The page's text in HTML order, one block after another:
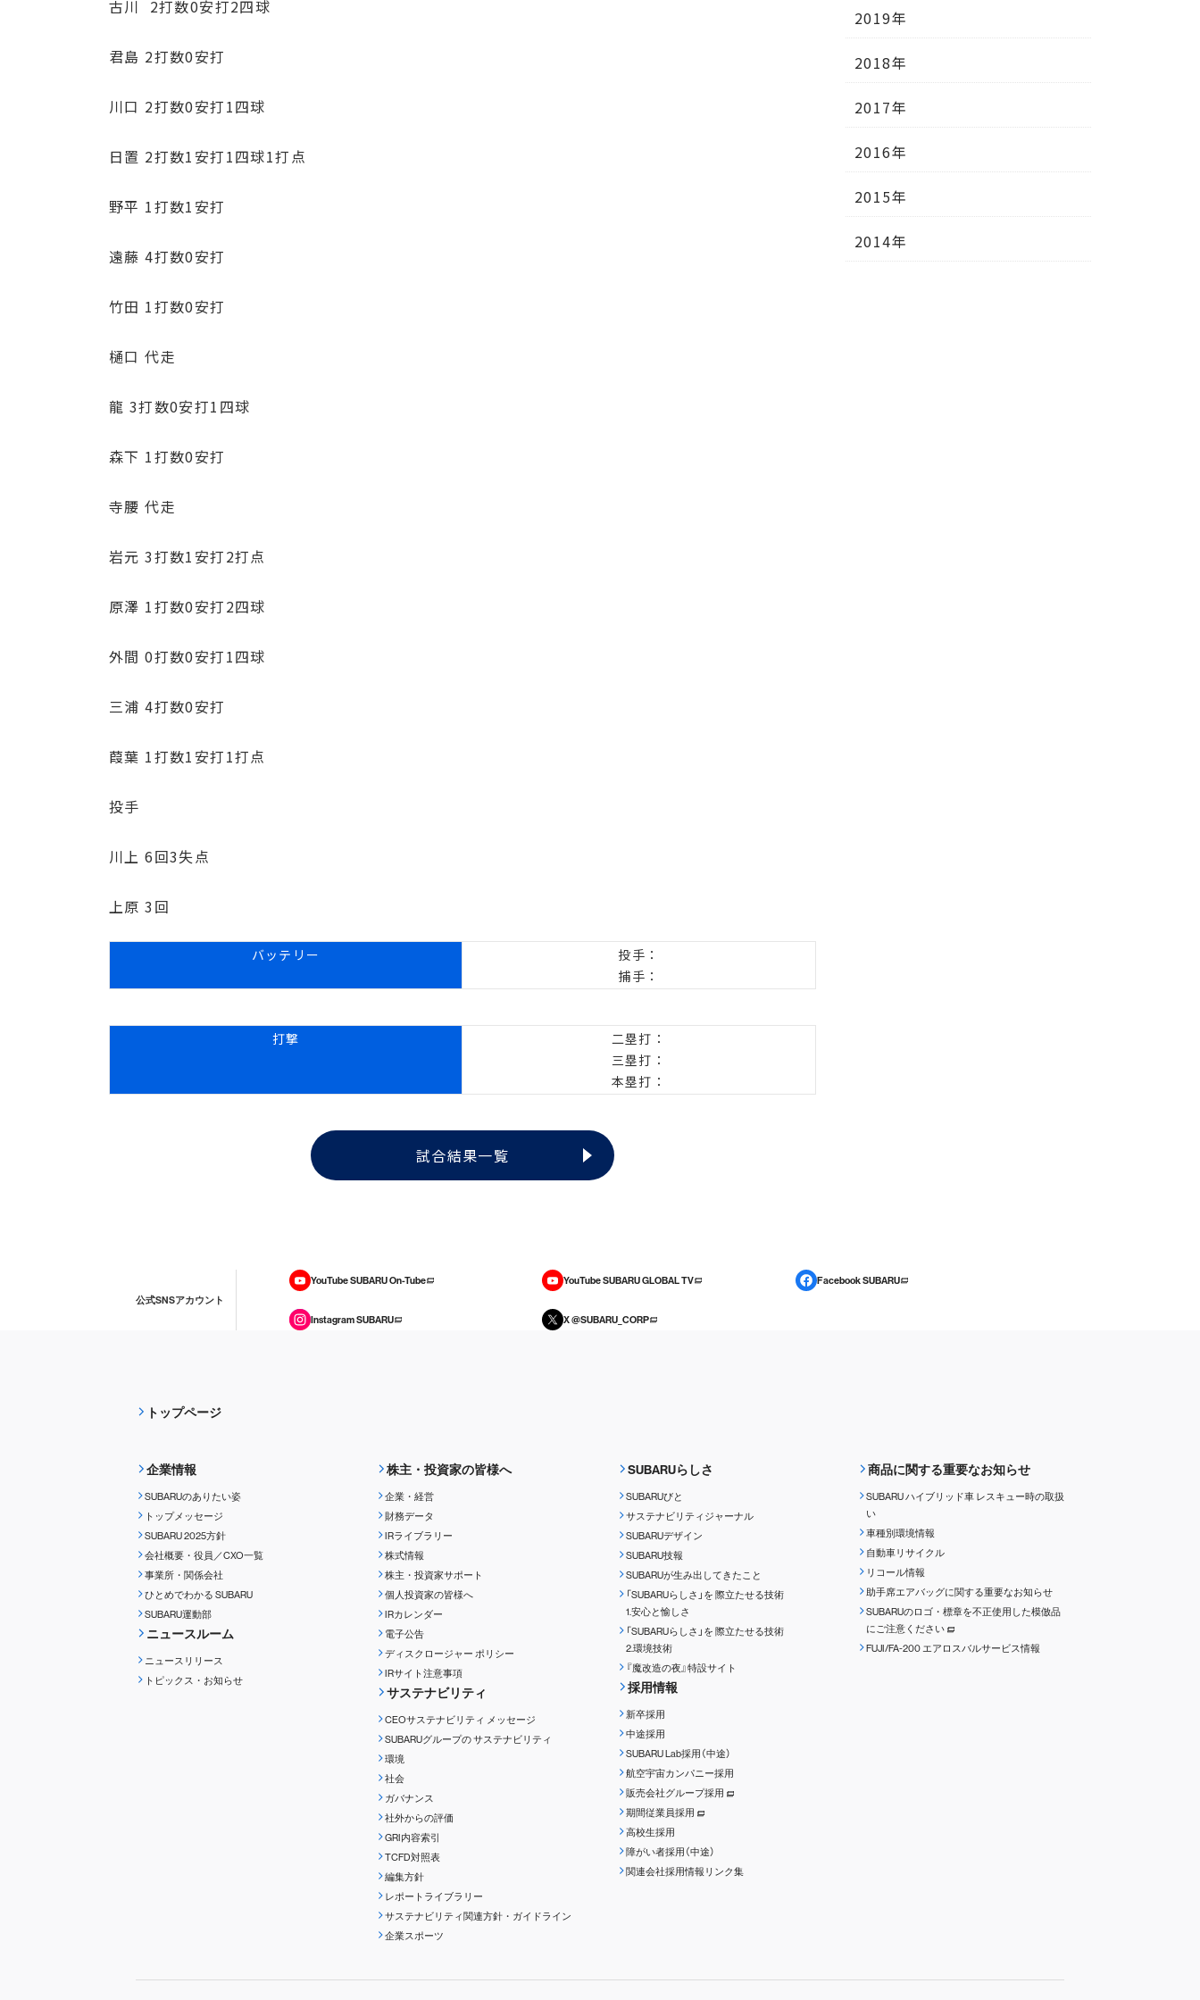
古川 2打数0安打2四球
君島 2打数0安打
川口 2打数0安打1四球
日置 2打数1安打1四球1打点
野平 1打数1安打
遠藤 4打数0安打
竹田 1打数0安打
樋口 代走
龍 3打数0安打1四球
森下 1打数0安打
寺腰 代走
岩元 3打数1安打2打点
原澤 1打数0安打2四球
外間 0打数0安打1四球
三浦 4打数0安打
葭葉 1打数1安打1打点
投手
川上 6回3失点
上原 3回
バッテリー
投手：
捕手：
打撃
二塁打：
三塁打：
本塁打：
試合結果一覧
2019年
2018年
2017年
2016年
2015年
2014年
公式SNSアカウント
YouTube SUBARU On-Tube YouTube SUBARU GLOBAL TV Facebook SUBARU
Instagram SUBARU X @SUBARU_CORP
トップページ
企業情報
SUBARUのありたい姿
トップメッセージ
SUBARU 2025方針
会社概要・役員／CXO一覧
事業所・関係会社
ひとめでわかる SUBARU
SUBARU運動部
ニュースルーム
ニュースリリース
トピックス・お知らせ
株主・投資家の皆様へ
企業・経営
財務データ
IRライブラリー
株式情報
株主・投資家サポート
個人投資家の皆様へ
IRカレンダー
電子公告
ディスクロージャーポリシー
IRサイト注意事項
サステナビリティ
CEOサステナビリティ メッセージ
SUBARUグループのサステナビリティ
環境
社会
ガバナンス
社外からの評価
GRI内容索引
TCFD対照表
編集方針
レポートライブラリー
サステナビリティ関連方針・ガイドライン
企業スポーツ
SUBARUらしさ
SUBARUびと
サステナビリティジャーナル
SUBARUデザイン
SUBARU技報
SUBARUが生み出してきたこと
「SUBARUらしさ」を 際立たせる技術
1.安心と愉しさ
「SUBARUらしさ」を 際立たせる技術
2.環境技術
『魔改造の夜』特設サイト
採用情報
新卒採用
中途採用
SUBARU Lab採用（中途）
航空宇宙カンパニー採用
販売会社グループ採用
期間従業員採用
高校生採用
障がい者採用（中途）
関連会社採用情報リンク集
商品に関する重要なお知らせ
SUBARU ハイブリッド車 レスキュー時の取扱
い
車種別環境情報
自動車リサイクル
リコール情報
助手席エアバッグに関する重要なお知らせ
SUBARUのロゴ・標章を不正使用した模倣品
にご注意ください
FUJI/FA-200 エアロスバルサービス情報